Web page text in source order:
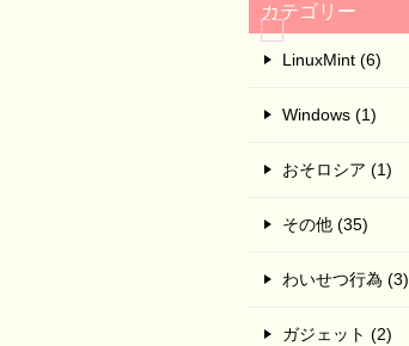
カテゴリー
LinuxMint (6)
Windows (1)
おそロシア (1)
その他 (35)
わいせつ行為 (3)
ガジェット (2)